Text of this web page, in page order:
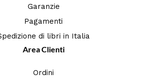
Garanzie
Pagamenti
di libri in Italia
Area Clienti
Ordini